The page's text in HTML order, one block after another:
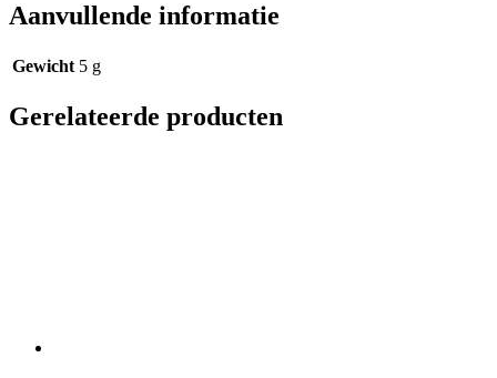
Aanvullende informatie
Gewicht 5 g
Gerelateerde producten